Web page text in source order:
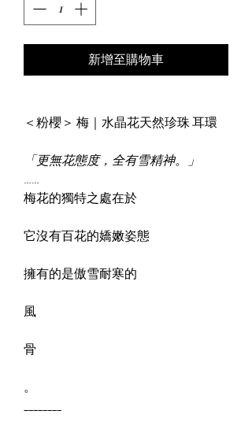
新增至購物車
＜粉櫻＞ 梅｜水晶花天然珍珠 耳環
「更無花態度，全有雪精神。」
……
梅花的獨特之處在於
它沒有百花的嬌嫩姿態
擁有的是傲雪耐寒的
風
骨
。